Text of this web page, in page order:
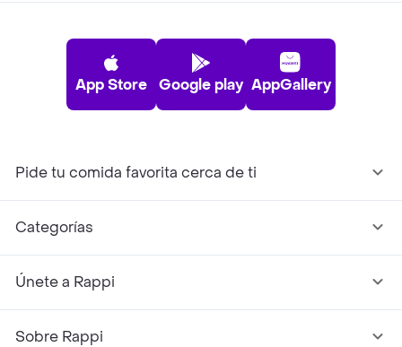
App Store Google play AppGallery
Pide tu comida favorita cerca de ti
Categorías
Únete a Rappi
Sobre Rappi